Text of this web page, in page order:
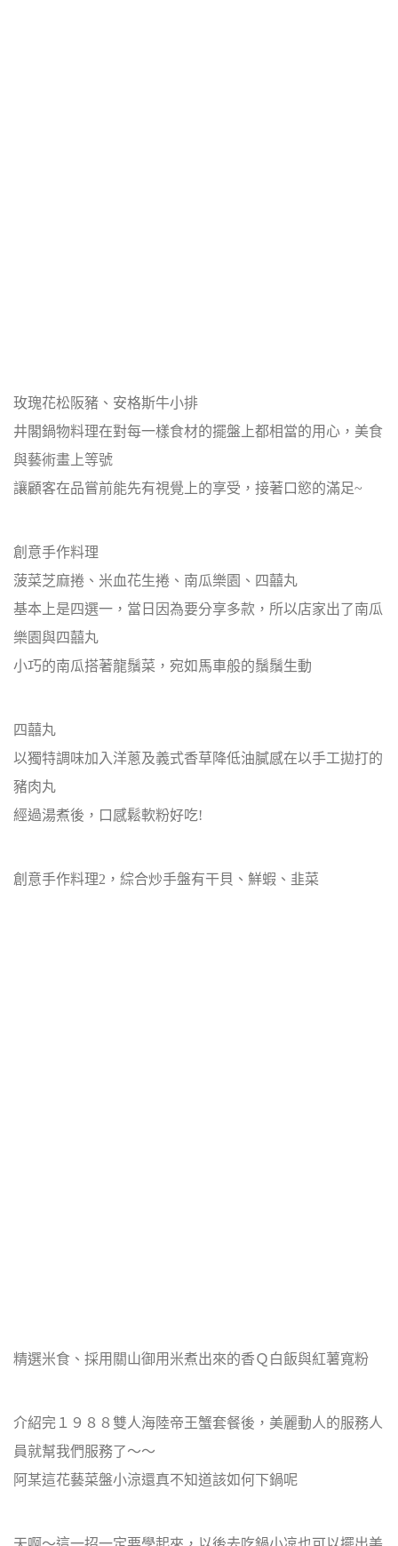
玫瑰花松阪豬、安格斯牛小排
井閣鍋物料理在對每一樣食材的擺盤上都相當的用心，美食
與藝術畫上等號
讓顧客在品嘗前能先有視覺上的享受，接著口慾的滿足~
創意手作料理
菠菜芝麻捲、米血花生捲、南瓜樂園、四囍丸
基本上是四選一，當日因為要分享多款，所以店家出了南瓜
樂園與四囍丸
小巧的南瓜搭著龍鬚菜，宛如馬車般的鬚鬚生動
四囍丸
以獨特調味加入洋蔥及義式香草降低油膩感在以手工拋打的
豬肉丸
經過湯煮後，口感鬆軟粉好吃!
創意手作料理2，綜合炒手盤有干貝、鮮蝦、韭菜
精選米食、採用關山御用米煮出來的香Ｑ白飯與紅薯寬粉
介紹完１９８８雙人海陸帝王蟹套餐後，美麗動人的服務人
員就幫我們服務了～～
阿某這花藝菜盤小涼還真不知道該如何下鍋呢